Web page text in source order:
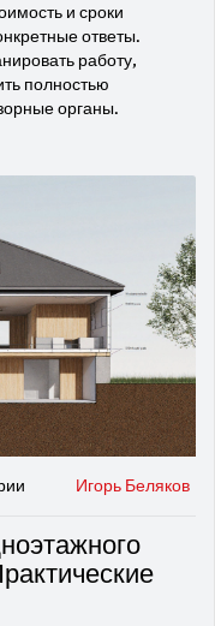
и сроки
ответы.
работу,
полностью
органы.
Игорь Беляков